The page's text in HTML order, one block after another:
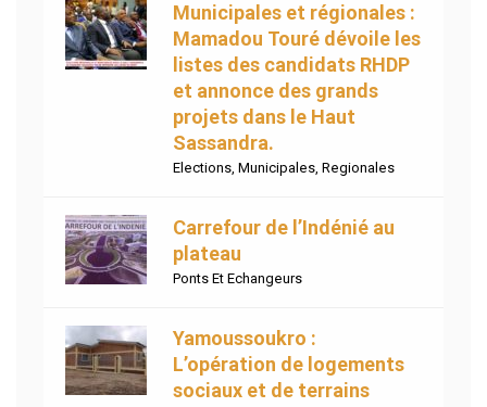
Municipales et régionales :
Mamadou Touré dévoile les
listes des candidats RHDP
et annonce des grands
projets dans le Haut
Sassandra.
Elections, Municipales, Regionales
Carrefour de l’Indénié au
plateau
Ponts Et Echangeurs
Yamoussoukro :
L’opération de logements
sociaux et de terrains